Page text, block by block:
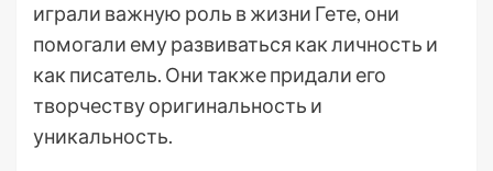
играли важную роль в жизни Гете, они
помогали ему развиваться как личность и
как писатель. Они также придали его
творчеству оригинальность и
уникальность.